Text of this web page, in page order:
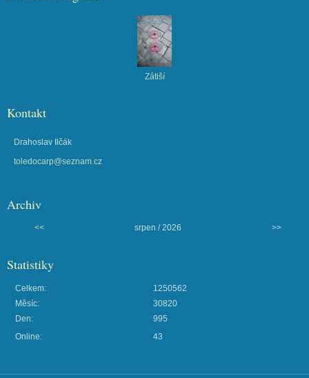
Zátiší
Kontakt
Drahoslav Ilčák
toledocarp@seznam.cz
Archiv
<< srpen / 2026 >>
Statistiky
Online: 43
Celkem:
1250562
Měsíc:
30820
Den:
995